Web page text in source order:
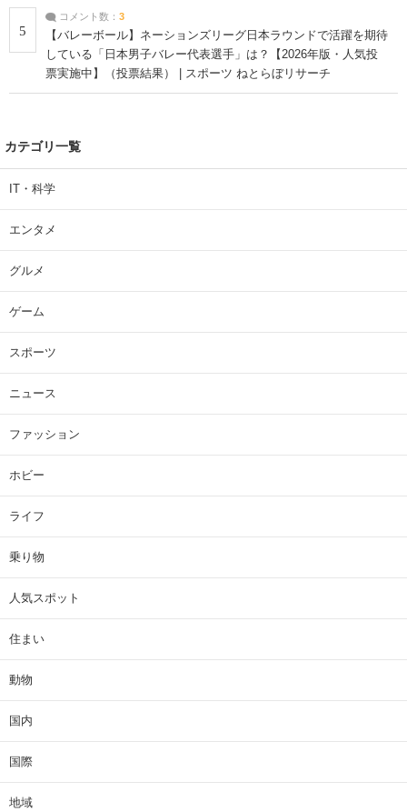
5
コメント数： 3
【バレーボール】ネーションズリーグ日本ラウンドで活躍を期待
している「日本男子バレー代表選手」は？【2026年版・人気投
票実施中】（投票結果） | スポーツ ねとらぼリサーチ
カテゴリ一覧
IT・科学
エンタメ
グルメ
ゲーム
スポーツ
ニュース
ファッション
ホビー
ライフ
乗り物
人気スポット
住まい
動物
国内
国際
地域